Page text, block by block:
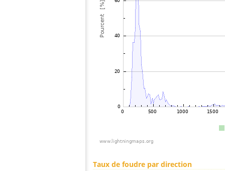
Taux de foudre par direction